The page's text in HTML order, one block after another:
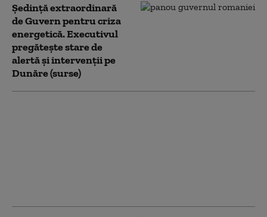
Ședință extraordinară
de Guvern pentru criza
energetică. Executivul
pregătește stare de
alertă și intervenții pe
Dunăre (surse)